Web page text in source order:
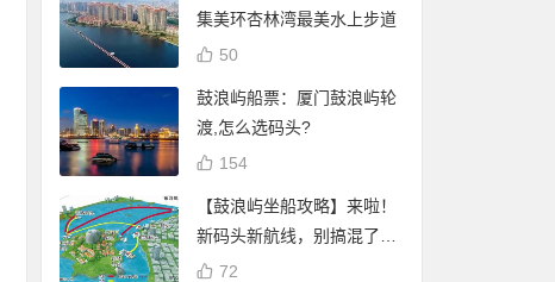
集美环杏林湾最美水上步道
50
鼓浪屿船票：厦门鼓浪屿轮
渡,怎么选码头?
154
【鼓浪屿坐船攻略】来啦！
新码头新航线，别搞混了
哦！72